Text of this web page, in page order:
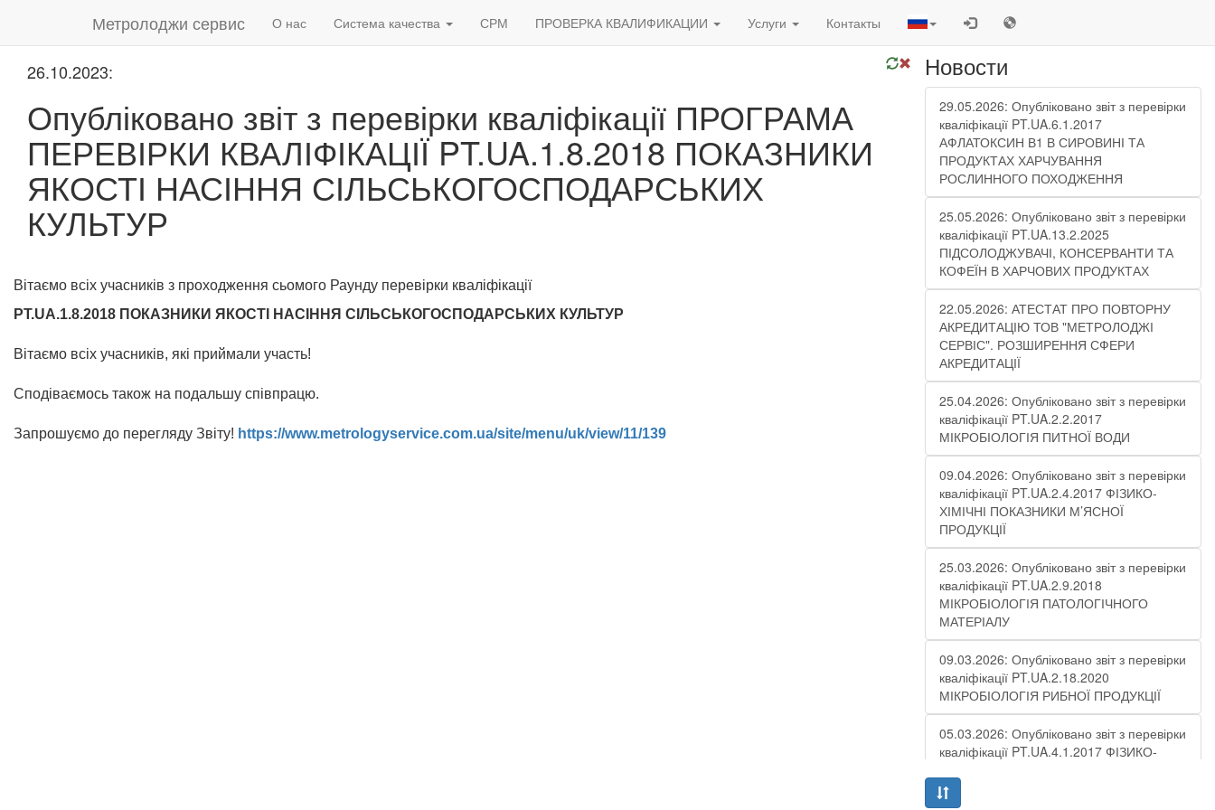
Метролоджи сервис О нас Система качества СРМ ПРОВЕРКА КВАЛИФИКАЦИИ Услуги Контакты
26.10.2023:
Опубліковано звіт з перевірки кваліфікації ПРОГРАМА
ПЕРЕВІРКИ КВАЛІФІКАЦІЇ PT.UA.1.8.2018 ПОКАЗНИКИ
ЯКОСТІ НАСІННЯ СІЛЬСЬКОГОСПОДАРСЬКИХ
КУЛЬТУР
Вітаємо всіх учасників з проходження сьомого Раунду перевірки кваліфікації
PT.UA.1.8.2018 ПОКАЗНИКИ ЯКОСТІ НАСІННЯ СІЛЬСЬКОГОСПОДАРСЬКИХ КУЛЬТУР
Вітаємо всіх учасників, які приймали участь!
Сподіваємось також на подальшу співпрацю.
Запрошуємо до перегляду Звіту! https://www.metrologyservice.com.ua/site/menu/uk/view/11/139
Новости
29.05.2026: Опубліковано звіт з перевірки
кваліфікації PT.UA.6.1.2017
АФЛАТОКСИН В1 В СИРОВИНІ ТА
ПРОДУКТАХ ХАРЧУВАННЯ
РОСЛИННОГО ПОХОДЖЕННЯ
25.05.2026: Опубліковано звіт з перевірки
кваліфікації PT.UA.13.2.2025
ПІДСОЛОДЖУВАЧІ, КОНСЕРВАНТИ ТА
КОФЕЇН В ХАРЧОВИХ ПРОДУКТАХ
22.05.2026: АТЕСТАТ ПРО ПОВТОРНУ
АКРЕДИТАЦІЮ ТОВ "МЕТРОЛОДЖІ
СЕРВІС". РОЗШИРЕННЯ СФЕРИ
АКРЕДИТАЦІЇ
25.04.2026: Опубліковано звіт з перевірки
кваліфікації PT.UA.2.2.2017
МІКРОБІОЛОГІЯ ПИТНОЇ ВОДИ
09.04.2026: Опубліковано звіт з перевірки
кваліфікації PT.UA.2.4.2017 ФІЗИКО-
ХІМІЧНІ ПОКАЗНИКИ М’ЯСНОЇ
ПРОДУКЦІЇ
25.03.2026: Опубліковано звіт з перевірки
кваліфікації PT.UA.2.9.2018
МІКРОБІОЛОГІЯ ПАТОЛОГІЧНОГО
МАТЕРІАЛУ
09.03.2026: Опубліковано звіт з перевірки
кваліфікації PT.UA.2.18.2020
МІКРОБІОЛОГІЯ РИБНОЇ ПРОДУКЦІЇ
05.03.2026: Опубліковано звіт з перевірки
кваліфікації PT.UA.4.1.2017 ФІЗИКО-
РАУНД 10